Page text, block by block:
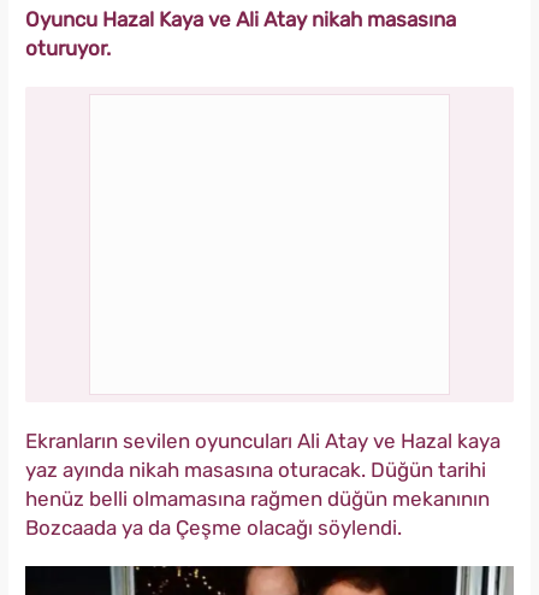
Oyuncu Hazal Kaya ve Ali Atay nikah masasına
oturuyor.
Ekranların sevilen oyuncuları Ali Atay ve Hazal kaya
yaz ayında nikah masasına oturacak. Düğün tarihi
henüz belli olmamasına rağmen düğün mekanının
Bozcaada ya da Çeşme olacağı söylendi.